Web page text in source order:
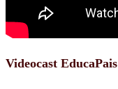
Videocast EducaPais